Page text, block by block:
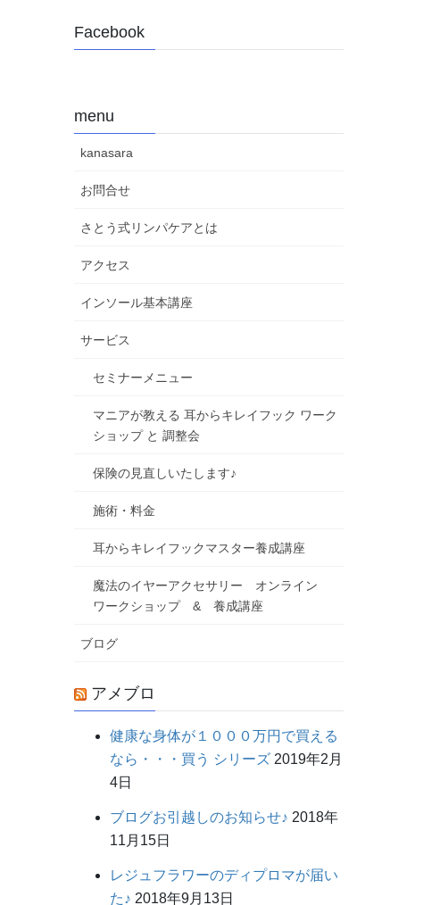
Facebook
menu
kanasara
お問合せ
さとう式リンパケアとは
アクセス
インソール基本講座
サービス
セミナーメニュー
マニアが教える 耳からキレイフック ワーク
ショップ と 調整会
保険の見直しいたします♪
施術・料金
耳からキレイフックマスター養成講座
魔法のイヤーアクセサリー オンライン
ワークショップ & 養成講座
ブログ
アメブロ
健康な身体が１０００万円で買える
なら・・・買う シリーズ 2019年2月
4日
ブログお引越しのお知らせ♪ 2018年
11月15日
レジュフラワーのディプロマが届い
た♪ 2018年9月13日